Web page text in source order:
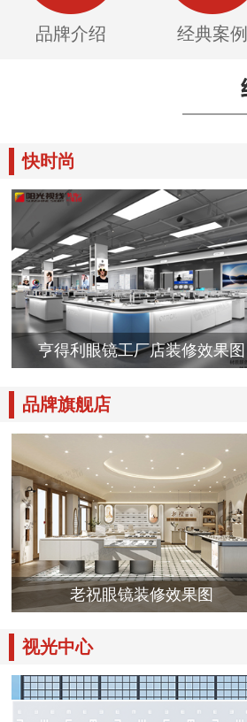
品牌介绍 经典案例
快时尚
亨得利眼镜工厂店装修效果图
品牌旗舰店
老祝眼镜装修效果图
视光中心